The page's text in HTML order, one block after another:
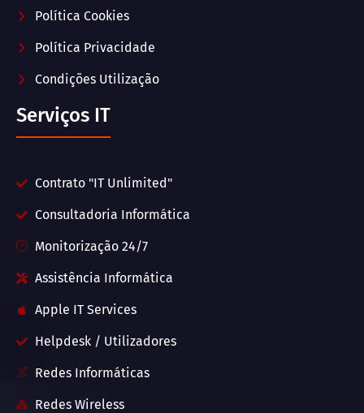
Política Cookies
Política Privacidade
Condições Utilização
Serviços IT
Contrato "IT Unlimited"
Consultadoria Informática
Monitorização 24/7
Assistência Informática
Apple IT Services
Helpdesk / Utilizadores
Redes Informáticas
Redes Wireless